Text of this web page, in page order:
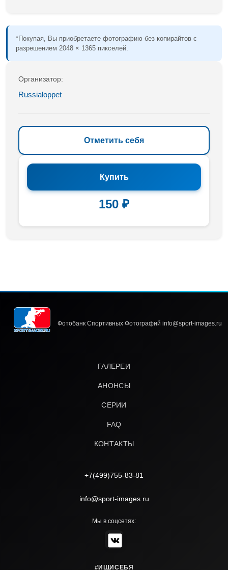
*Покупая, Вы приобретаете фотографию без копирайтов с
разрешением 2048 × 1365 пикселей.
Организатор:
Russialoppet
Отметить себя
Купить
150 ₽
Фотобанк Спортивных Фотографий info@sport-images.ru
ГАЛЕРЕИ
АНОНСЫ
СЕРИИ
FAQ
КОНТАКТЫ
+7(499)755-83-81
info@sport-images.ru
Мы в соцсетях:
#ИЩИСЕБЯ